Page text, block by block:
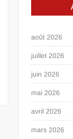
août 2026
juillet 2026
juin 2026
mai 2026
avril 2026
mars 2026